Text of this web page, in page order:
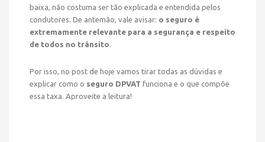
HOME
baixa, não costuma ser tão explicada e entendida pelos
condutores. De antemão, vale avisar: o seguro é
extremamente relevante para a segurança e respeito
de todos no trânsito.
Por isso, no post de hoje vamos tirar todas as dúvidas e
explicar como o seguro DPVAT funciona e o que compõe
essa taxa. Aproveite a leitura!